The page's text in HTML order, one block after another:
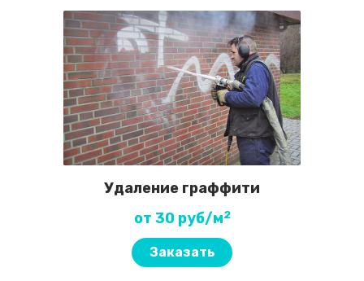
Удаление граффити
от 30 руб/м2
Заказать